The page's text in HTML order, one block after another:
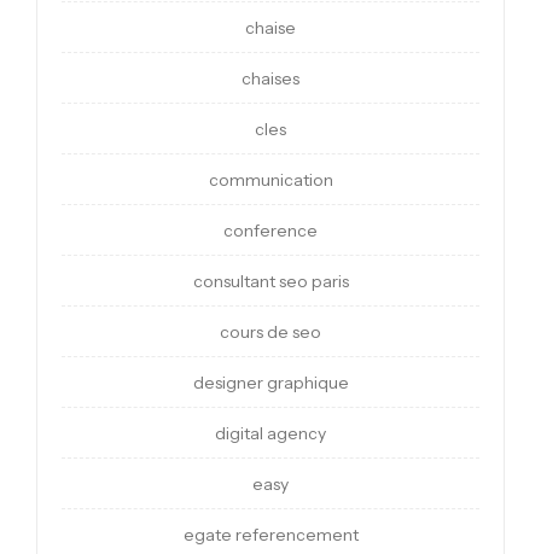
chaise
chaises
cles
communication
conference
consultant seo paris
cours de seo
designer graphique
digital agency
easy
egate referencement